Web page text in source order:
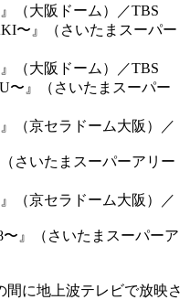
（大阪ドーム）／TBS
〜』（さいたまスーパー
（大阪ドーム）／TBS
〜』（さいたまスーパー
』（京セラドーム大阪）／
さいたまスーパーアリー
』（京セラドーム大阪）／
〜』（さいたまスーパーア
に地上波テレビで放映さ